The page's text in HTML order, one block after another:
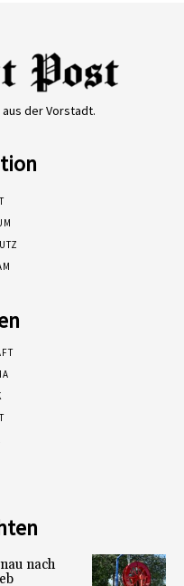
aus der Vorstadt.
nach